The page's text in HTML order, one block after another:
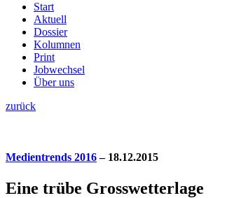
Start
Aktuell
Dossier
Kolumnen
Print
Jobwechsel
Über uns
zurück
Medientrends 2016– 18.12.2015
Eine trübe Grosswetterlage